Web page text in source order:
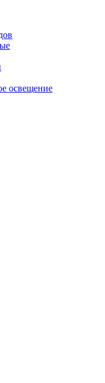
освещение